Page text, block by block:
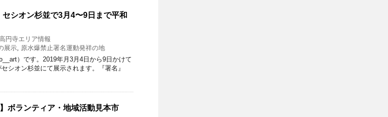
シオン杉並で3月4〜9日まで平和
円寺エリア情報
展示, 原水爆禁止署名運動発祥の地
）です。2019年月3月4日から9日かけて
シオン杉並にて展示されます。『署名』
ボランティア・地域活動見本市